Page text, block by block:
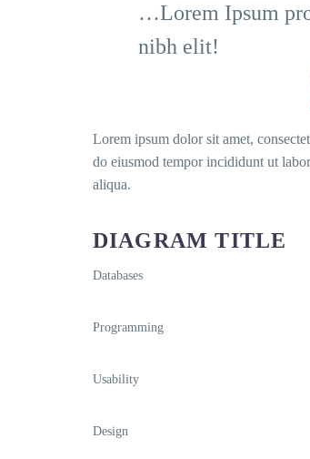
…Lorem Ipsum
nibh elit!
Lorem ipsum dolor sit amet,
do eiusmod tempor incididunt ut
aliqua.
DIAGRAM TITLE
Databases
Programming
Usability
Design